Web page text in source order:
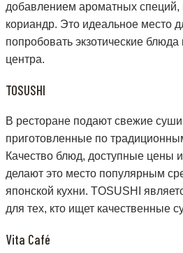
добавлением ароматных специй,
кориандр. Это идеальное место
попробовать экзотические
центра.
TOSUSHI
В ресторане подают свежие
приготовленные по
Качество блюд, доступные цены
делают это место популярным
японской кухни. TOSUSHI
для тех, кто ищет качественные
Vita Café